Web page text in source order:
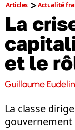
Articles Actualité
La
et le
Guillaume
La classe
gouvernement